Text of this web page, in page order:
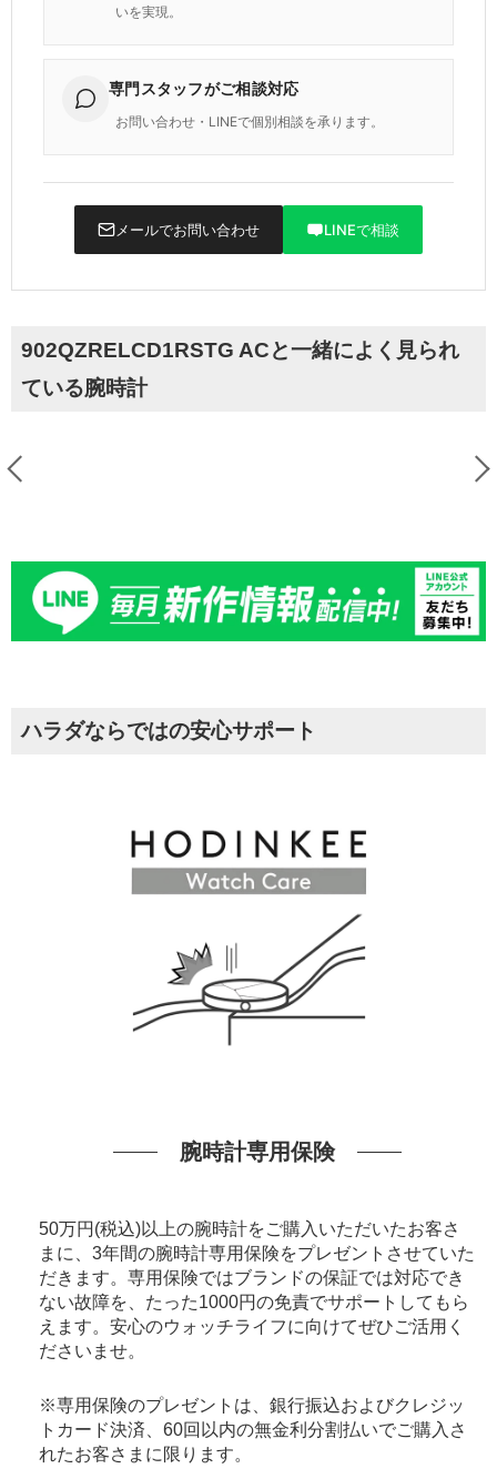
いを実現。
専門スタッフがご相談対応
お問い合わせ・LINEで個別相談を承ります。
メールでお問い合わせ LINEで相談
902QZRELCD1RSTG ACと一緒によく見られ
ている腕時計
ハラダならではの安心サポート
腕時計専用保険
50万円(税込)以上の腕時計をご購入いただいたお客さ
まに、3年間の腕時計専用保険をプレゼントさせていた
だきます。専用保険ではブランドの保証では対応でき
ない故障を、たった1000円の免責でサポートしてもら
えます。安心のウォッチライフに向けてぜひご活用く
ださいませ。
※専用保険のプレゼントは、銀行振込およびクレジッ
トカード決済、60回以内の無金利分割払いでご購入さ
れたお客さまに限ります。